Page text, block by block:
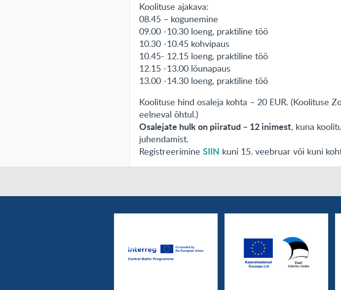
Koolituse ajakava:
08.45 – kogunemine
09.00 -10.30 loeng, praktiline töö
10.30 -10.45 kohvipaus
10.45- 12.15 loeng, praktiline töö
12.15 -13.00 lõunapaus
13.00 -14.30 loeng, praktiline töö
Koolituse hind osaleja kohta – 20 EUR. (Koolituse
eelneval õhtul.)
Osalejate hulk on piiratud – 12 inimest, kuna
juhendamist.
RegistreerimineSIIN kuni 15. veebruar või kuni